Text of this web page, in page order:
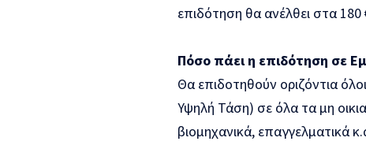
επιδότηση θα ανέλθει στα
Πόσο πάει η επιδότηση σε
Θα επιδοτηθούν οριζόντια
Υψηλή Τάση) σε όλα τα μη
βιομηχανικά, επαγγελματικά